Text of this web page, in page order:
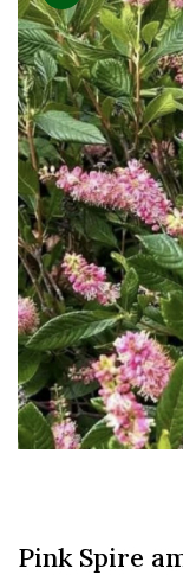
product view
Pink Spire